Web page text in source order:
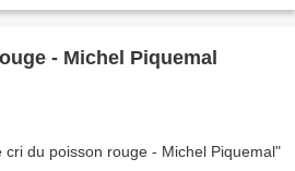
- Michel Piquemal